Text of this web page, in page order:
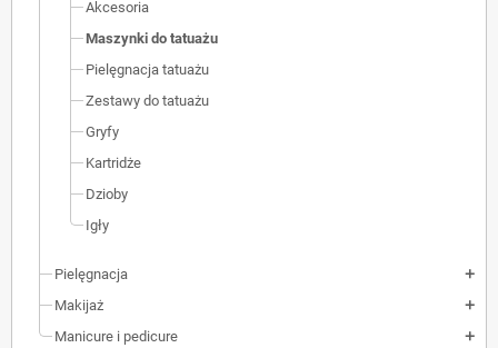
Akcesoria
Maszynki do tatuażu
Pielęgnacja tatuażu
Zestawy do tatuażu
Gryfy
Kartridże
Dzioby
Igły
Pielęgnacja add
Makijaż add
Manicure i pedicure add